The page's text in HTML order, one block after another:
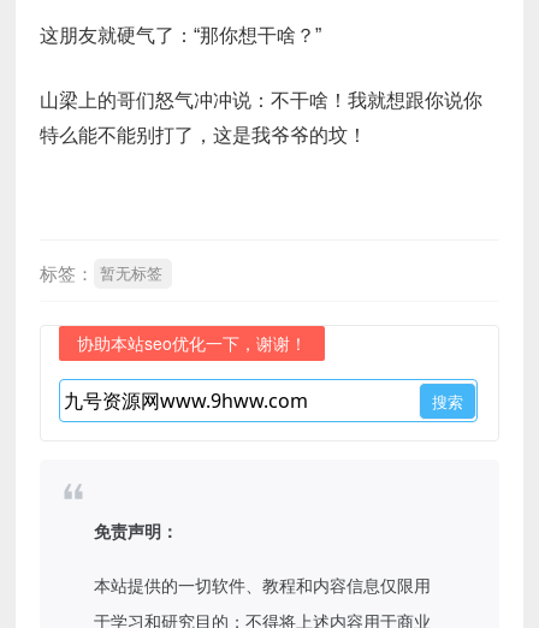
这朋友就硬气了：“那你想干啥？”
山梁上的哥们怒气冲冲说：不干啥！我就想跟你说你
特么能不能别打了，这是我爷爷的坟！
标签： 暂无标签
协助本站seo优化一下，谢谢！
免责声明：
本站提供的一切软件、教程和内容信息仅限用
于学习和研究目的；不得将上述内容用于商业